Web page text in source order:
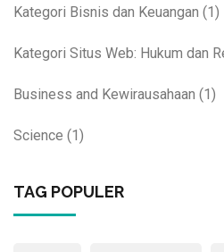
Kategori Bisnis dan Keuangan (1)
Kategori Situs Web: Hukum dan
Business and Kewirausahaan (1)
Science (1)
TAG POPULER